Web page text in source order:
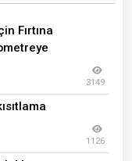
Fırtına
3149
1126